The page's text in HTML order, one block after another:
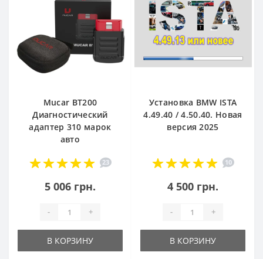
Mucar BT200
Диагностический
адаптер 310 марок
авто
23
5 006 грн.
- +
В КОРЗИНУ
Установка BMW ISTA
4.49.40 / 4.50.40. Новая
версия 2025
10
4 500 грн.
- +
В КОРЗИНУ